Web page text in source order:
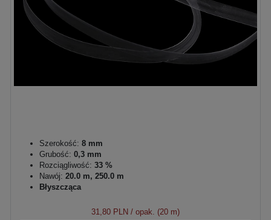
Szerokość: 8 mm
Grubość: 0,3 mm
Rozciągliwość: 33 %
Nawój: 20.0 m, 250.0 m
Błyszcząca
31,80 PLN / opak. (20 m)